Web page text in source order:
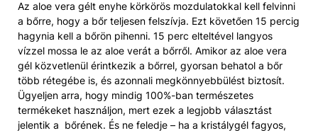
Az aloe vera gélt enyhe körkörös mozdulatokkal kell felvinni
a bőrre, hogy a bőr teljesen felszívja. Ezt követően 15 percig
hagynia kell a bőrön pihenni. 15 perc elteltével langyos
vízzel mossa le az aloe verát a bőrről. Amikor az aloe vera
gél közvetlenül érintkezik a bőrrel, gyorsan behatol a bőr
több rétegébe is, és azonnali megkönnyebbülést biztosít.
Ügyeljen arra, hogy mindig 100%-ban természetes
termékeket használjon, mert ezek a legjobb választást
jelentik a bőrének. És ne feledje – ha a kristálygél fagyos,